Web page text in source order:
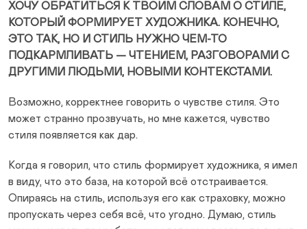
ХОЧУ ОБРАТИТЬСЯ К ТВОИМ СЛОВАМ О СТИЛЕ,
КОТОРЫЙ ФОРМИРУЕТ ХУДОЖНИКА. КОНЕЧНО,
ЭТО ТАК, НО И СТИЛЬ НУЖНО ЧЕМ-ТО
ПОДКАРМЛИВАТЬ — ЧТЕНИЕМ, РАЗГОВОРАМИ С
ДРУГИМИ ЛЮДЬМИ, НОВЫМИ КОНТЕКСТАМИ.
Возможно, корректнее говорить о чувстве стиля. Это
может странно прозвучать, но мне кажется, чувство
стиля появляется как дар.
Когда я говорил, что стиль формирует художника, я имел
в виду, что это база, на которой всё отстраивается.
Опираясь на стиль, используя его как страховку, можно
пропускать через себя всё, что угодно. Думаю, стиль